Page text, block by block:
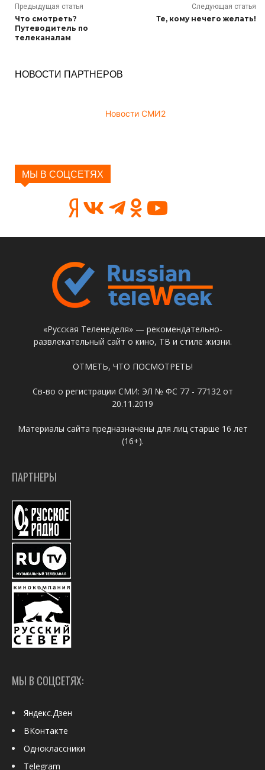
Предыдущая статья
Что смотреть?
Путеводитель по
телеканалам
Следующая статья
Те, кому нечего желать!
НОВОСТИ ПАРТНЕРОВ
Новости СМИ2
МЫ В СОЦСЕТЯХ
«Русская Теленеделя» — рекомендательно-
развлекательный сайт о кино, ТВ и стиле жизни.
ОТМЕТЬ, ЧТО ПОСМОТРЕТЬ!
Св-во о регистрации СМИ: ЭЛ № ФС 77 - 77132 от
20.11.2019
Материалы сайта предназначены для лиц старше 16 лет
(16+).
ПАРТНЕРЫ
МЫ В СОЦСЕТЯХ:
Яндекс.Дзен
ВКонтакте
Одноклассники
Telegram